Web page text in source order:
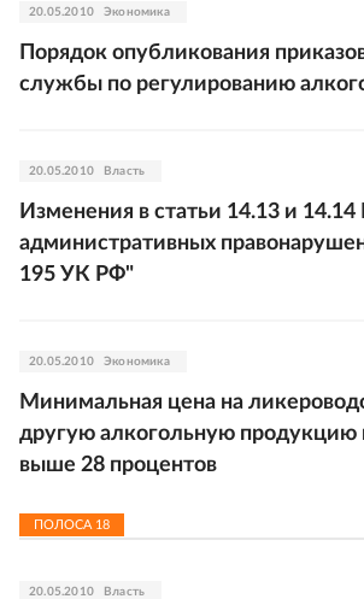
20.05.2010 Экономика
Порядок опубликования
службы по регулированию
20.05.2010 Власть
Изменения в статьи 14.13 и
административных
195 УК РФ"
20.05.2010 Экономика
Минимальная цена на
другую алкогольную продукцию
выше 28 процентов
ПОЛОСА 18
20.05.2010 Власть